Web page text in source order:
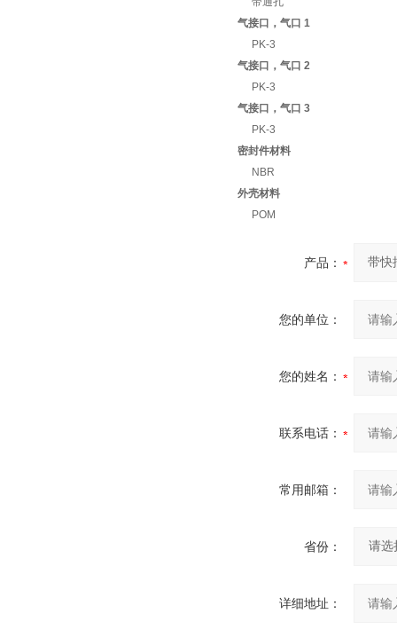
气接口，气口 1
PK-3
气接口，气口 2
PK-3
气接口，气口 3
PK-3
密封件材料
NBR
外壳材料
POM
产品：
您的单位：
您的姓名：
联系电话：
常用邮箱：
省份：
详细地址：